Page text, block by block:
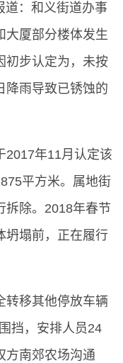
道：和义街道办事
大厦部分楼体发生
初步认定为，未按
降雨导致已锈蚀的
2017年11月认定该
平方米。属地街
拆除。2018年春节
坍塌前，正在履行
转移其他停放车辆
挡，安排人员24
方南郊农场沟通